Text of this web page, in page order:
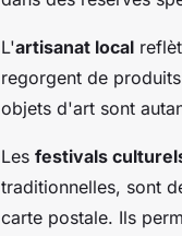
L'artisanat local
regorgent de
objets d'art sont
Les festivals
traditionnelles, sont
carte postale. Ils